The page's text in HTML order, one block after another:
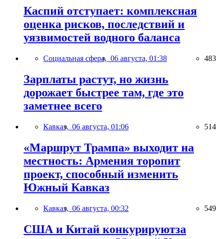
Каспий отступает: комплексная
оценка рисков, последствий и
уязвимостей водного баланса
Социальная сфера, 06 августа, 01:38 483
Зарплаты растут, но жизнь
дорожает быстрее там, где это
заметнее всего
Кавказ, 06 августа, 01:06 514
«Маршрут Трампа» выходит на
местность: Армения торопит
проект, способный изменить
Южный Кавказ
Кавказ, 06 августа, 00:32 549
США и Китай конкурируютза